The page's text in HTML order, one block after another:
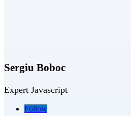
Sergiu Boboc
Expert Javascript
Follow